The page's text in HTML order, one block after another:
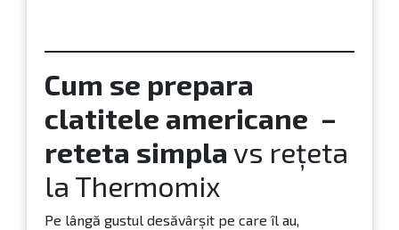
Cum se prepara
clatitele americane –
reteta simpla vs rețeta
la Thermomix
Pe lângă gustul desăvârșit pe care îl au,